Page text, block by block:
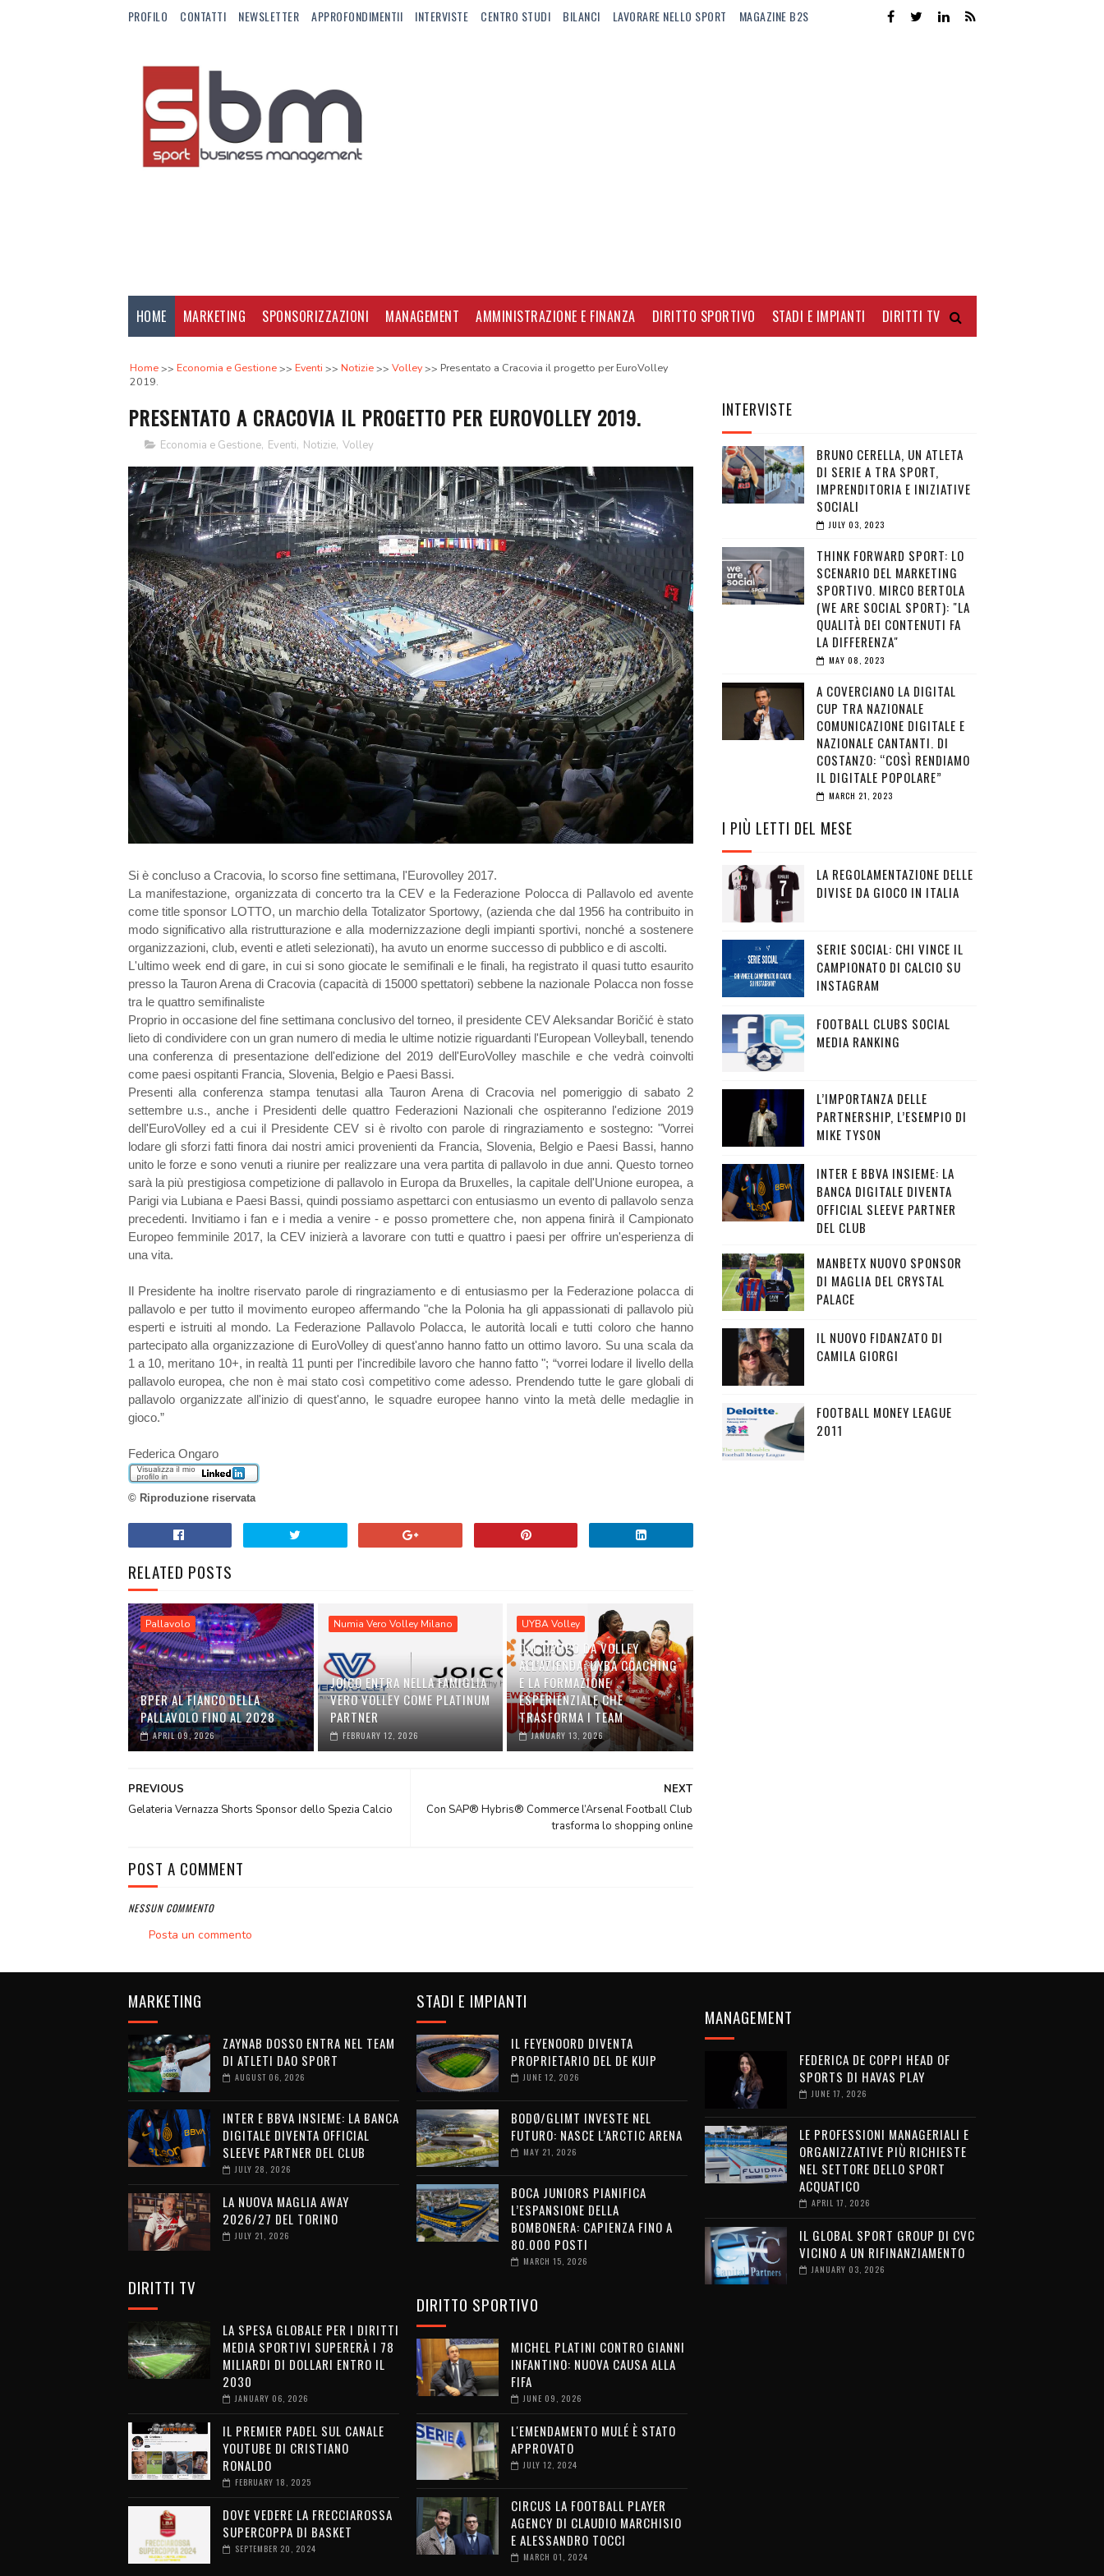
PROFILO CONTATTI NEWSLETTER APPROFONDIMENTII INTERVISTE CENTRO STUDI BILANCI LAVORARE NELLO SPORT MAGAZINE B2S
HOME MARKETING SPONSORIZZAZIONI MANAGEMENT AMMINISTRAZIONE E FINANZA DIRITTO SPORTIVO STADI E IMPIANTI DIRITTI TV
Home Economia e Gestione Eventi Notizie Volley
Presentato a Cracovia il progetto per EuroVolley
2019.
PRESENTATO A CRACOVIA IL PROGETTO PER EUROVOLLEY 2019.
Economia e Gestione, Eventi, Notizie, Volley
Si è concluso a Cracovia, lo scorso fine settimana, l'Eurovolley 2017.
La manifestazione, organizzata di concerto tra la CEV e la Federazione Polocca di Pallavolo ed avente
come title sponsor LOTTO, un marchio della Totalizator Sportowy, (azienda che dal 1956 ha contribuito in
modo significativo alla ristrutturazione e alla modernizzazione degli impianti sportivi, nonché a sostenere
organizzazioni, club, eventi e atleti selezionati), ha avuto un enorme successo di pubblico e di ascolti.
L'ultimo week end di gare, in cui si sono giocate le semifinali e le finali, ha registrato il quasi tutto esaurito
presso la Tauron Arena di Cracovia (capacità di 15000 spettatori) sebbene la nazionale Polacca non fosse
tra le quattro semifinaliste
Proprio in occasione del fine settimana conclusivo del torneo, il presidente CEV Aleksandar Boričić è stato
lieto di condividere con un gran numero di media le ultime notizie riguardanti l'European Volleyball, tenendo
una conferenza di presentazione dell'edizione del 2019 dell'EuroVolley maschile e che vedrà coinvolti
come paesi ospitanti Francia, Slovenia, Belgio e Paesi Bassi.
Presenti alla conferenza stampa tenutasi alla Tauron Arena di Cracovia nel pomeriggio di sabato 2
settembre u.s., anche i Presidenti delle quattro Federazioni Nazionali che ospiteranno l'edizione 2019
dell'EuroVolley ed a cui il Presidente CEV si è rivolto con parole di ringraziamento e sostegno: "Vorrei
lodare gli sforzi fatti finora dai nostri amici provenienti da Francia, Slovenia, Belgio e Paesi Bassi, hanno
unito le forze e sono venuti a riunire per realizzare una vera partita di pallavolo in due anni. Questo torneo
sarà la più prestigiosa competizione di pallavolo in Europa da Bruxelles, la capitale dell'Unione europea, a
Parigi via Lubiana e Paesi Bassi, quindi possiamo aspettarci con entusiasmo un evento di pallavolo senza
precedenti. Invitiamo i fan e i media a venire - e posso promettere che, non appena finirà il Campionato
Europeo femminile 2017, la CEV inizierà a lavorare con tutti e quattro i paesi per offrire un'esperienza di
una vita.
Il Presidente ha inoltre riservato parole di ringraziamento e di entusiasmo per la Federazione polacca di
pallavolo e per tutto il movimento europeo affermando "che la Polonia ha gli appassionati di pallavolo più
esperti e istruiti al mondo. La Federazione Pallavolo Polacca, le autorità locali e tutti coloro che hanno
partecipato alla organizzazione di EuroVolley di quest'anno hanno fatto un ottimo lavoro. Su una scala da
1 a 10, meritano 10+, in realtà 11 punti per l'incredibile lavoro che hanno fatto "; “vorrei lodare il livello della
pallavolo europea, che non è mai stato così competitivo come adesso. Prendendo tutte le gare globali di
pallavolo organizzate all'inizio di quest'anno, le squadre europee hanno vinto la metà delle medaglie in
gioco.”
Federica Ongaro
© Riproduzione riservata
RELATED POSTS
Pallavolo
BPER AL FIANCO DELLA
PALLAVOLO FINO AL 2028
APRIL 09, 2026
Numia Vero Volley Milano
JOICO ENTRA NELLA FAMIGLIA
VERO VOLLEY COME PLATINUM
PARTNER
FEBRUARY 12, 2026
UYBA Volley
DAL CAMPO DA VOLLEY
ALL’AZIENDA: UYBA COACHING
E LA FORMAZIONE
ESPERIENZIALE CHE
TRASFORMA I TEAM
JANUARY 13, 2026
NEXT
Con SAP® Hybris® Commerce l’Arsenal Football Club
trasforma lo shopping online
PREVIOUS
Gelateria Vernazza Shorts Sponsor dello Spezia Calcio
POST A COMMENT
NESSUN COMMENTO
Posta un commento
INTERVISTE
BRUNO CERELLA, UN ATLETA
DI SERIE A TRA SPORT,
IMPRENDITORIA E INIZIATIVE
SOCIALI
JULY 03, 2023
THINK FORWARD SPORT: LO
SCENARIO DEL MARKETING
SPORTIVO. MIRCO BERTOLA
(WE ARE SOCIAL SPORT): "LA
QUALITÀ DEI CONTENUTI FA
LA DIFFERENZA"
MAY 08, 2023
A COVERCIANO LA DIGITAL
CUP TRA NAZIONALE
COMUNICAZIONE DIGITALE E
NAZIONALE CANTANTI. DI
COSTANZO: “COSÌ RENDIAMO
IL DIGITALE POPOLARE”
MARCH 21, 2023
I PIÙ LETTI DEL MESE
LA REGOLAMENTAZIONE DELLE
DIVISE DA GIOCO IN ITALIA
SERIE SOCIAL: CHI VINCE IL
CAMPIONATO DI CALCIO SU
INSTAGRAM
FOOTBALL CLUBS SOCIAL
MEDIA RANKING
L’IMPORTANZA DELLE
PARTNERSHIP, L’ESEMPIO DI
MIKE TYSON
INTER E BBVA INSIEME: LA
BANCA DIGITALE DIVENTA
OFFICIAL SLEEVE PARTNER
DEL CLUB
MANBETX NUOVO SPONSOR
DI MAGLIA DEL CRYSTAL
PALACE
IL NUOVO FIDANZATO DI
CAMILA GIORGI
FOOTBALL MONEY LEAGUE
2011
MARKETING
ZAYNAB DOSSO ENTRA NEL TEAM
DI ATLETI DAO SPORT
AUGUST 06, 2026
INTER E BBVA INSIEME: LA BANCA
DIGITALE DIVENTA OFFICIAL
SLEEVE PARTNER DEL CLUB
JULY 28, 2026
LA NUOVA MAGLIA AWAY
2026/27 DEL TORINO
JULY 21, 2026
DIRITTI TV
LA SPESA GLOBALE PER I DIRITTI
MEDIA SPORTIVI SUPERERÀ I 78
MILIARDI DI DOLLARI ENTRO IL
2030
JANUARY 06, 2026
IL PREMIER PADEL SUL CANALE
YOUTUBE DI CRISTIANO
RONALDO
FEBRUARY 18, 2025
DOVE VEDERE LA FRECCIAROSSA
SUPERCOPPA DI BASKET
SEPTEMBER 20, 2024
STADI E IMPIANTI
IL FEYENOORD DIVENTA
PROPRIETARIO DEL DE KUIP
JUNE 12, 2026
BODØ/GLIMT INVESTE NEL
FUTURO: NASCE L’ARCTIC ARENA
MAY 21, 2026
BOCA JUNIORS PIANIFICA
L’ESPANSIONE DELLA
BOMBONERA: CAPIENZA FINO A
80.000 POSTI
MARCH 15, 2026
DIRITTO SPORTIVO
MICHEL PLATINI CONTRO GIANNI
INFANTINO: NUOVA CAUSA ALLA
FIFA
JUNE 09, 2026
L'EMENDAMENTO MULÉ È STATO
APPROVATO
JULY 12, 2024
CIRCUS LA FOOTBALL PLAYER
AGENCY DI CLAUDIO MARCHISIO
E ALESSANDRO TOCCI
MARCH 01, 2024
MANAGEMENT
FEDERICA DE COPPI HEAD OF
SPORTS DI HAVAS PLAY
JUNE 17, 2026
LE PROFESSIONI MANAGERIALI E
ORGANIZZATIVE PIÙ RICHIESTE
NEL SETTORE DELLO SPORT
ACQUATICO
APRIL 17, 2026
IL GLOBAL SPORT GROUP DI CVC
VICINO A UN RIFINANZIAMENTO
JANUARY 03, 2026